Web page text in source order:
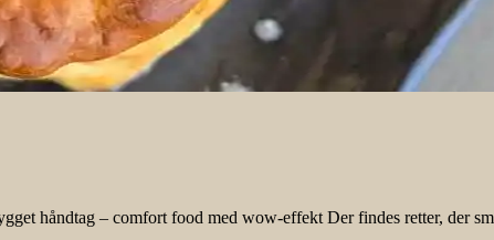
håndtag – comfort food med wow-effekt Der findes retter, der